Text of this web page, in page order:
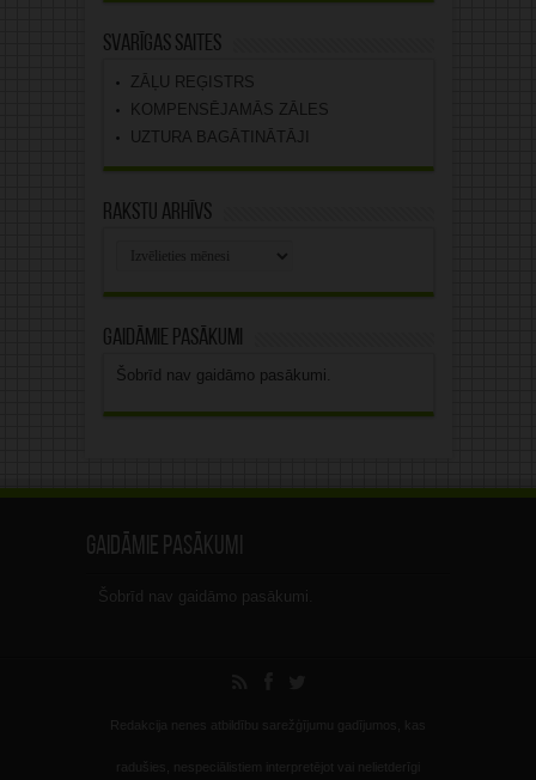
Svarīgas saites
ZĀĻU REĢISTRS
KOMPENSĒJAMĀS ZĀLES
UZTURA BAGĀTINĀTĀJI
Rakstu arhīvs
Gaidāmie pasākumi
Šobrīd nav gaidāmo pasākumi.
Gaidāmie pasākumi
Šobrīd nav gaidāmo pasākumi.
Redakcija nenes atbildību sarežģījumu gadījumos, kas